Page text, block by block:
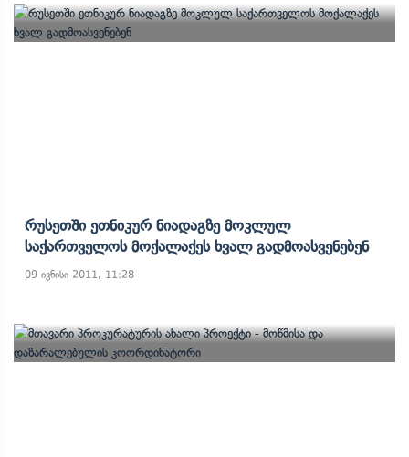
Რუსეთში Ეთნიკურ Ნიადაგზე Მოკლულ
Საქართველოს Მოქალაქეს Ხვალ Გადმოასვენებენ
09 ივნისი 2011, 11:28